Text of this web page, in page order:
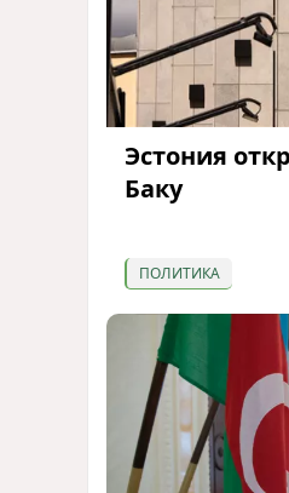
Эстония
Баку
ПОЛИТИКА